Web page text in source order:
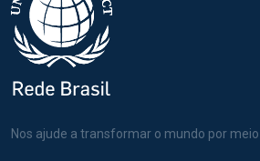
Nos ajude a transformar o mundo por meio